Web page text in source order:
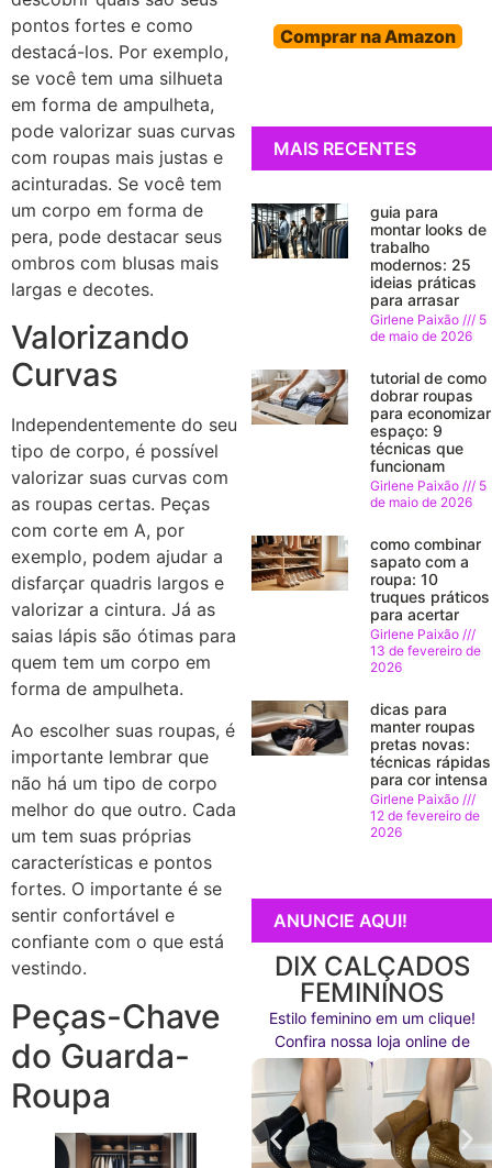
pontos fortes e como
destacá-los. Por exemplo,
se você tem uma silhueta
em forma de ampulheta,
pode valorizar suas curvas
com roupas mais justas e
acinturadas. Se você tem
um corpo em forma de
pera, pode destacar seus
ombros com blusas mais
largas e decotes.
Valorizando
Curvas
Independentemente do seu
tipo de corpo, é possível
valorizar suas curvas com
as roupas certas. Peças
com corte em A, por
exemplo, podem ajudar a
disfarçar quadris largos e
valorizar a cintura. Já as
saias lápis são ótimas para
quem tem um corpo em
forma de ampulheta.
Ao escolher suas roupas, é
importante lembrar que
não há um tipo de corpo
melhor do que outro. Cada
um tem suas próprias
características e pontos
fortes. O importante é se
sentir confortável e
confiante com o que está
vestindo.
Peças-Chave
do Guarda-
Roupa
Comprar na Amazon
MAIS RECENTES
guia para
montar looks de
trabalho
modernos: 25
ideias práticas
para arrasar
Girlene Paixão
5
de maio de 2026
tutorial de como
dobrar roupas
para economizar
espaço: 9
técnicas que
funcionam
Girlene Paixão
5
de maio de 2026
como combinar
sapato com a
roupa: 10
truques práticos
para acertar
Girlene Paixão
13 de fevereiro de
2026
dicas para
manter roupas
pretas novas:
técnicas rápidas
para cor intensa
Girlene Paixão
12 de fevereiro de
2026
ANUNCIE AQUI!
DIX CALÇADOS
FEMININOS
Estilo feminino em um clique!
Confira nossa loja online de
calçados agora mesmo!